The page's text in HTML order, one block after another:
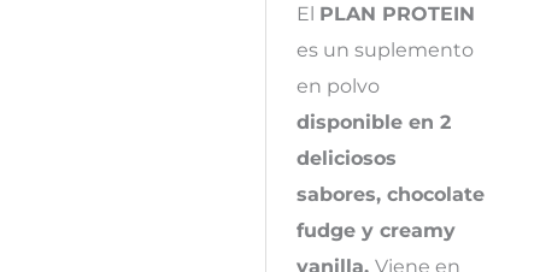
El PLAN PROTEIN
es un suplemento
en polvo
disponible en 2
deliciosos
sabores, chocolate
fudge y creamy
vanilla. Viene en